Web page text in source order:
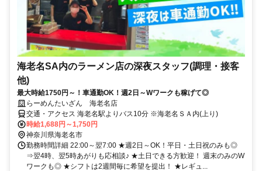
海老名SA内のラーメン店の深夜スタッフ(調理・接客
他)
最大時給1750円～！車通勤OK！週2日～Wワークも稼げて◎
らーめんたいざん 海老名店
交通・アクセス 海老名駅よりバス10分 ※海老名ＳＡ内(上り)
時給1,688円～1,750円
神奈川県海老名市
勤務時間詳細 22:00～翌7:00 ★週2日～OK！平日・土日祝のみも◎
⇒翌4時、翌5時あがりも応相談♪ ★土日できる方歓迎！ 週末のみのW
ワークも◎ ★シフトは2週間毎に希望を提出！ ★レギュ...